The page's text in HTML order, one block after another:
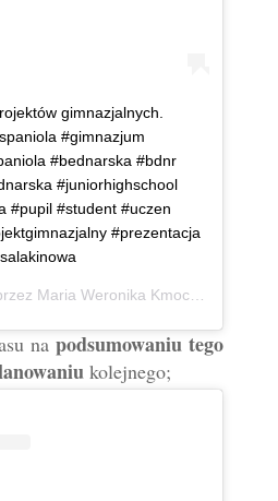
gimnazjalnych.
#gimnazjum
#bednarska #bdnr
#juniorhighschool
#pupil #student #uczen
#prezentacja
Maria Weronika Kmoch
napodsumowaniu tego
kolejnego;